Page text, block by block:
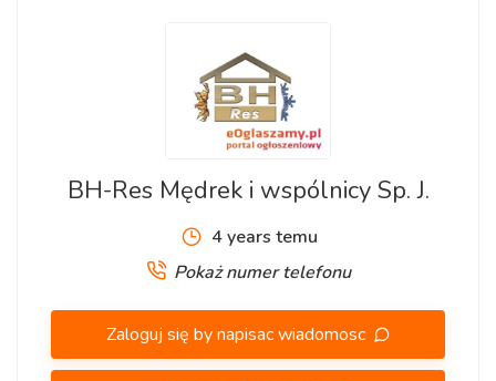
BH-Res Mędrek i wspólnicy Sp. J.
4 years temu
Pokaż numer telefonu
Zaloguj się by napisac wiadomosc